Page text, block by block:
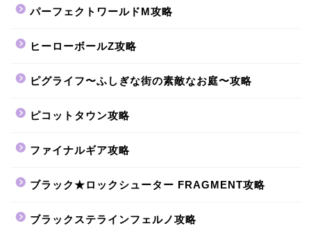
パーフェクトワールドM攻略
ヒーローボールZ攻略
ピグライフ〜ふしぎな街の素敵なお庭〜攻略
ピコットタウン攻略
ファイナルギア攻略
ブラック★ロックシューター FRAGMENT攻略
ブラックステラインフェルノ攻略